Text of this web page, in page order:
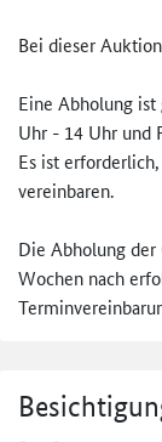
Bei dieser
Eine Abholung
Uhr - 14 Uhr und
Es ist
vereinbaren.
Die Abholung der
Wochen nach